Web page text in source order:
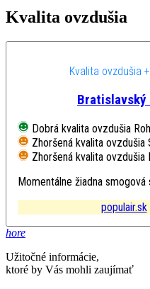
Kvalita ovzdušia
Kvalita ovzdušia
Bratislavský
Dobrá kvalita ovzdušia
Zhoršená kvalita ovzdušia
Zhoršená kvalita ovzdušia
Momentálne žiadna smogová
populair.sk
hore
Užitočné informácie,
ktoré by Vás mohli zaujímať